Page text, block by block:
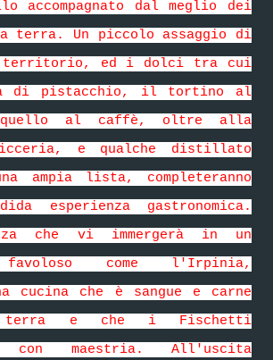
accompagnato dal meglio dei
terra. Un piccolo assaggio di
territorio, ed i dolci tra cui
di pistacchio, il tortino al
quello al caffè, oltre alla
e qualche distillato
ampia lista, completeranno
esperienza gastronomica.
che vi immergerà in un
come l'Irpinia,
cucina che è sangue e carne
terra e che i Fischetti
con maestria. All'uscita